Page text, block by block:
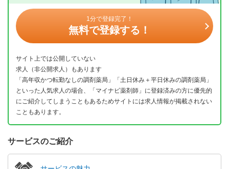
1分で登録完了！
無料で登録する！
サイト上では公開していない
求人（非公開求人）もあります
「高年収かつ転勤なしの調剤薬局」「土日休み＋平日休みの調剤薬局」
といった人気求人の場合、「マイナビ薬剤師」に登録済みの方に優先的
にご紹介してしまうこともあるためサイトには求人情報が掲載されない
こともあります。
サービスのご紹介